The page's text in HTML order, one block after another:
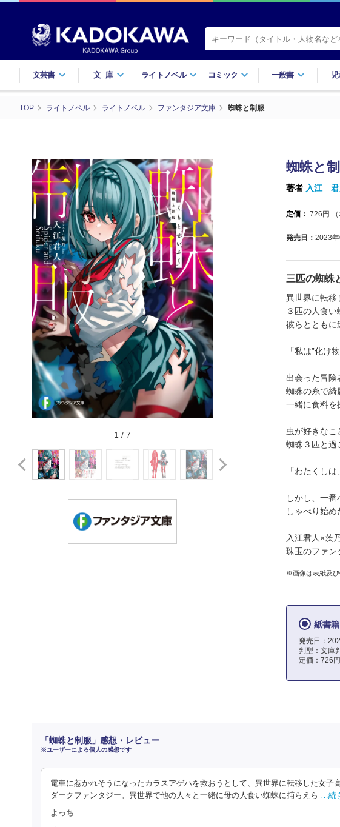
文芸書 文庫 ライトノベル コミック 一般書
TOP ライトノベル ライトノベル ファンタジア文庫 蜘蛛と制服
1 / 7
蜘蛛と
著者 入江 君
定価： 726 円
発売日： 2023
三匹の蜘蛛
異世界に転移
３匹の人食い
彼らとともに
「私は”化け
出会った冒険
蜘蛛の糸で綺
一緒に食料を
虫が好きなこ
蜘蛛３匹と過
「わたくし
しかし、一番
しゃべり始
入江君人×茨
珠玉のファン
※画像は表紙及び
紙書籍
発売日：
判型：文庫
定価：726
「蜘蛛と制服」感想・レビュー
※ユーザーによる個人の感想です
電車に惹かれそうになったカラスアゲハを救おうとして、異世界に転移した女
ダークファンタジー。異世界で他の人々と一緒に母の人食い蜘蛛に捕らえら
…続
よっち